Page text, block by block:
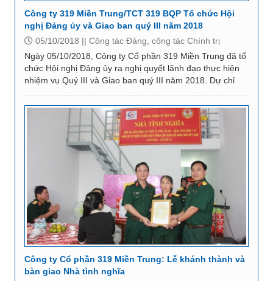
Công ty 319 Miền Trung/TCT 319 BQP Tổ chức Hội
nghị Đảng ủy và Giao ban quý III năm 2018
05/10/2018 || Công tác Đảng, công tác Chính trị
Ngày 05/10/2018, Công ty Cổ phần 319 Miền Trung đã tổ
chức Hội nghị Đảng ủy ra nghị quyết lãnh đạo thực hiện
nhiệm vụ Quý III và Giao ban quý III năm 2018. Dự chỉ
Công ty Cổ phần 319 Miền Trung: Lễ khánh thành và
bàn giao Nhà tình nghĩa